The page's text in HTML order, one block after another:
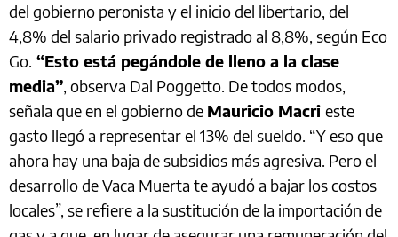
del gobierno peronista y el inicio del libertario, del
4,8% del salario privado registrado al 8,8%, según Eco
Go. “Esto está pegándole de lleno a la clase
media”, observa Dal Poggetto. De todos modos,
señala que en el gobierno de Mauricio Macri este
gasto llegó a representar el 13% del sueldo. “Y eso que
ahora hay una baja de subsidios más agresiva. Pero el
desarrollo de Vaca Muerta te ayudó a bajar los costos
locales”, se refiere a la sustitución de la importación de